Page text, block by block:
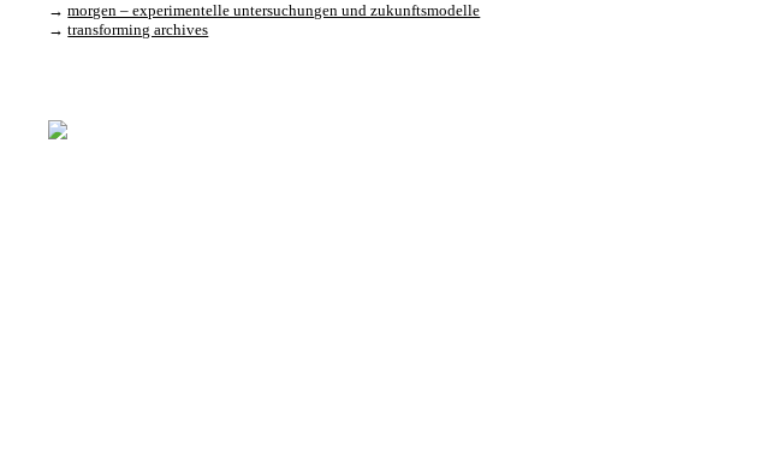
→morgen – experimentelle untersuchungen und zukunftsmodelle
→transforming archives